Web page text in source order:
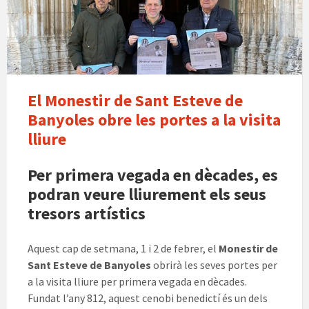
ix
El Monestir de Sant Esteve de
Banyoles obre les portes a la visita
lliure
Per primera vegada en dècades, es
podran veure lliurement els seus
tresors artístics
Aquest cap de setmana, 1 i 2 de febrer, el Monestir de
Sant Esteve de Banyoles obrirà les seves portes per
a la visita lliure per primera vegada en dècades.
Fundat l’any 812, aquest cenobi benedictí és un dels